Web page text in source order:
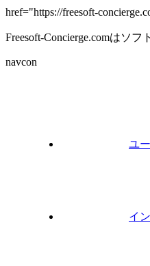
href="https://freesoft-
Freesoft-Concierge.comはソ
navcon
ユ
イ